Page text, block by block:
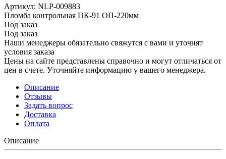
Артикул: NLP-009883
Пломба контрольная ПК-91 ОП-220мм
Под заказ
Под заказ
Наши менеджеры обязательно свяжутся с вами и уточнят
условия заказа
Цены на сайте представлены справочно и могут отличаться от
цен в счете. Уточняйте информацию у вашего менеджера.
Описание
Отзывы
Задать вопрос
Доставка
Оплата
Описание